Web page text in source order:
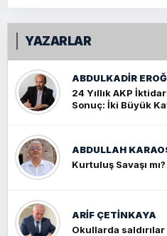
YAZARLAR
ABDULKADIR
24 Yıllık AKP
Sonuç: İki Büyük
ABDULLAH
Kurtuluş Savaşı
ARIF ÇETİNKAYA
Okullarda